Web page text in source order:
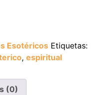
Esotéricos Etiquetas:
, espiritual
(0)